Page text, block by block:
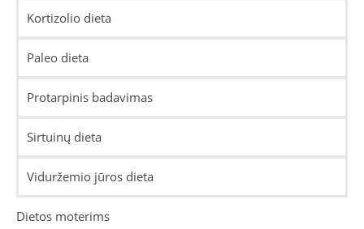
Kortizolio dieta
Paleo dieta
Protarpinis badavimas
Sirtuinų dieta
Viduržemio jūros dieta
Dietos moterims